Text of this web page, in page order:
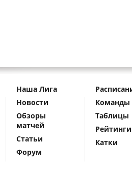
Наша Лига
Новости
Обзоры
матчей
Статьи
Форум
Команды
Таблицы
Рейтинги
Катки